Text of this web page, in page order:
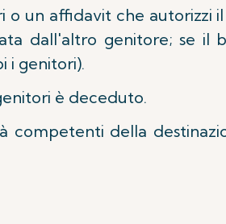
un affidavit che autorizzi
dall'altro genitore; se il
i genitori).
è deceduto.
competenti della